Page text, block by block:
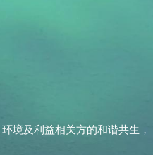
境及利益相关方的和谐共生，